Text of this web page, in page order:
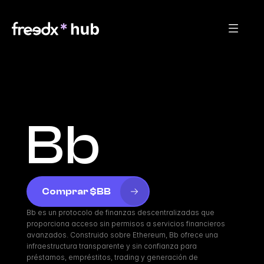
Bb
Comprar $BB
Bb es un protocolo de finanzas descentralizadas que
proporciona acceso sin permisos a servicios financieros
avanzados. Construido sobre Ethereum, Bb ofrece una
infraestructura transparente y sin confianza para
préstamos, empréstitos, trading y generación de